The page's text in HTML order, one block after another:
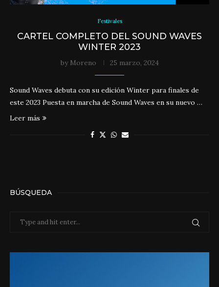
Festivales
CARTEL COMPLETO DEL SOUND WAVES
WINTER 2023
by Moreno 25 marzo, 2024
Sound Waves debuta con su edición Winter para finales de
este 2023 Puesta en marcha de Sound Waves en su nuevo …
Leer más
BÚSQUEDA